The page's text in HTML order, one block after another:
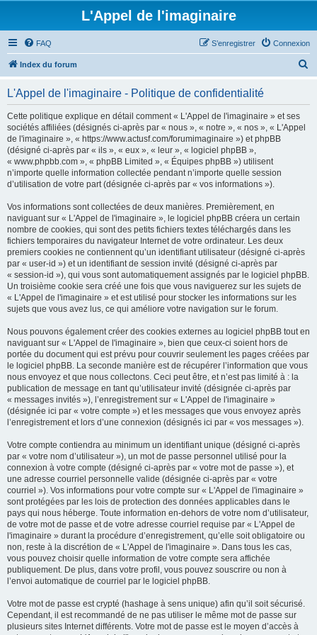
L'Appel de l'imaginaire
FAQ Connexion
S’enregistrer
Index du forum
L'Appel de l'imaginaire - Politique de confidentialité
Cette politique explique en détail comment « L'Appel de l'imaginaire » et ses
sociétés affiliées (désignés ci-après par « nous », « notre », « nos », « L'Appel
de l'imaginaire », « https://www.actusf.com/forumimaginaire ») et phpBB
(désigné ci-après par « ils », « eux », « leur », « logiciel phpBB »,
« www.phpbb.com », « phpBB Limited », « Équipes phpBB ») utilisent
n’importe quelle information collectée pendant n’importe quelle session
d’utilisation de votre part (désignée ci-après par « vos informations »).
Vos informations sont collectées de deux manières. Premièrement, en
naviguant sur « L'Appel de l'imaginaire », le logiciel phpBB créera un certain
nombre de cookies, qui sont des petits fichiers textes téléchargés dans les
fichiers temporaires du navigateur Internet de votre ordinateur. Les deux
premiers cookies ne contiennent qu’un identifiant utilisateur (désigné ci-après
par « user-id ») et un identifiant de session invité (désigné ci-après par
« session-id »), qui vous sont automatiquement assignés par le logiciel phpBB.
Un troisième cookie sera créé une fois que vous naviguerez sur les sujets de
« L'Appel de l'imaginaire » et est utilisé pour stocker les informations sur les
sujets que vous avez lus, ce qui améliore votre navigation sur le forum.
Nous pouvons également créer des cookies externes au logiciel phpBB tout en
naviguant sur « L'Appel de l'imaginaire », bien que ceux-ci soient hors de
portée du document qui est prévu pour couvrir seulement les pages créées par
le logiciel phpBB. La seconde manière est de récupérer l’information que vous
nous envoyez et que nous collectons. Ceci peut être, et n’est pas limité à : la
publication de message en tant qu’utilisateur invité (désignée ci-après par
« messages invités »), l’enregistrement sur « L'Appel de l'imaginaire »
(désignée ici par « votre compte ») et les messages que vous envoyez après
l’enregistrement et lors d’une connexion (désignés ici par « vos messages »).
Votre compte contiendra au minimum un identifiant unique (désigné ci-après
par « votre nom d’utilisateur »), un mot de passe personnel utilisé pour la
connexion à votre compte (désigné ci-après par « votre mot de passe »), et
une adresse courriel personnelle valide (désignée ci-après par « votre
courriel »). Vos informations pour votre compte sur « L'Appel de l'imaginaire »
sont protégées par les lois de protection des données applicables dans le
pays qui nous héberge. Toute information en-dehors de votre nom d’utilisateur,
de votre mot de passe et de votre adresse courriel requise par « L'Appel de
l'imaginaire » durant la procédure d’enregistrement, qu’elle soit obligatoire ou
non, reste à la discrétion de « L'Appel de l'imaginaire ». Dans tous les cas,
vous pouvez choisir quelle information de votre compte sera affichée
publiquement. De plus, dans votre profil, vous pouvez souscrire ou non à
l’envoi automatique de courriel par le logiciel phpBB.
Votre mot de passe est crypté (hashage à sens unique) afin qu’il soit sécurisé.
Cependant, il est recommandé de ne pas utiliser le même mot de passe sur
plusieurs sites Internet différents. Votre mot de passe est le moyen d’accès à